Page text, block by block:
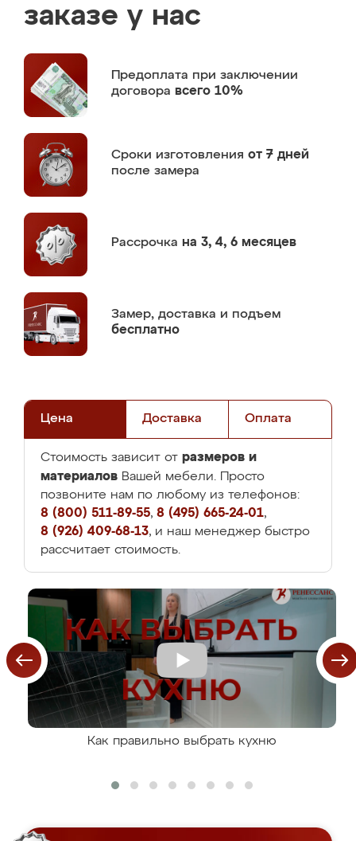
заказе у нас
Предоплата при заключении
договора всего 10%
Сроки изготовления от 7 дней
после замера
Рассрочка на 3, 4, 6 месяцев
Замер, доставка и подъем
бесплатно
Цена Доставка Оплата
Стоимость зависит от размеров и
материалов Вашей мебели. Просто
позвоните нам по любому из телефонов:
8 (800) 511-89-55, 8 (495) 665-24-01,
8 (926) 409-68-13, и наш менеджер быстро
рассчитает стоимость.
Как правильно выбрать кухню